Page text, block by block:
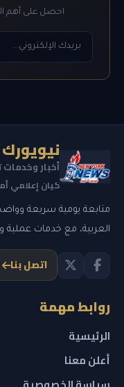
احصل على أهم
أخبار وخدمات
كيان إعلامي
متابعة يومية سريعة وواضحة
العربية، مع خدمات عملية
اتصل بنا
روابط مهمة
الرئيسية
أعلن معنا